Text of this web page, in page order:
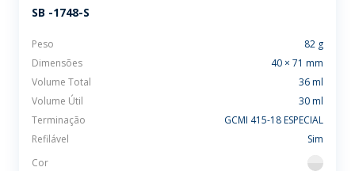
SB -1748-S
Peso
82 g
Dimensões
40 × 71 mm
Volume Total
36 ml
Volume Útil
30 ml
Terminação
GCMI 415-18 ESPECIAL
Refilável
Sim
Cor
flint